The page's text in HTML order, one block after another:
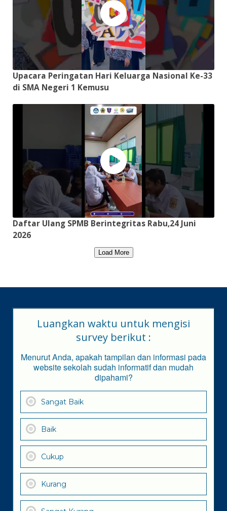
Upacara Peringatan Hari Keluarga Nasional Ke-33
di SMA Negeri 1 Kemusu
Daftar Ulang SPMB Berintegritas Rabu,24 Juni
2026
Load More
Luangkan waktu untuk mengisi
survey berikut :
Menurut Anda, apakah tampilan dan informasi pada
website sekolah sudah informatif dan mudah
dipahami?
Sangat Baik
Baik
Cukup
Kurang